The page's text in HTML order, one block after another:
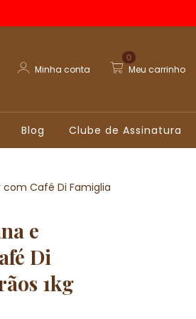
Minha conta Meu carrinho
0
Blog Clube de Assinatura
Café Di Famiglia
e
Di
1kg